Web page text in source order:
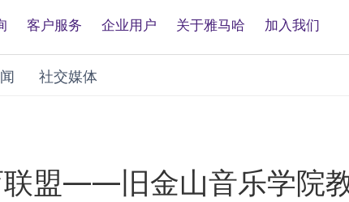
客户服务 企业用户 关于雅马哈 加入我们
社交媒体
联盟——旧金山音乐学院